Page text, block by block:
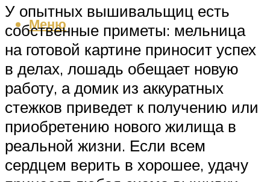
Меню
У опытных вышивальщиц есть
собственные приметы: мельница
на готовой картине приносит успех
в делах, лошадь обещает новую
работу, а домик из аккуратных
стежков приведет к получению или
приобретению нового жилища в
реальной жизни. Если всем
сердцем верить в хорошее, удачу